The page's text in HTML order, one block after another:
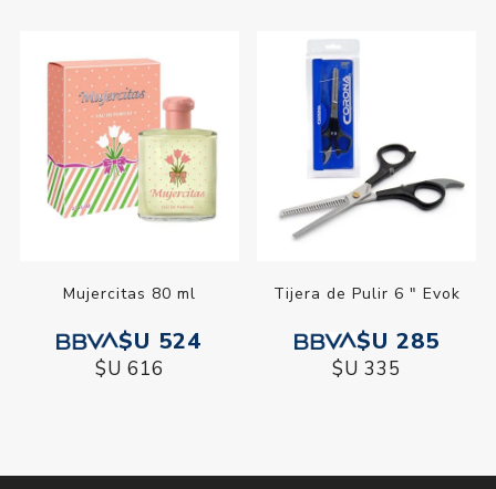
Mujercitas 80 ml
$U 524
$U 616
Tijera de Pulir 6 " Evok
$U 285
$U 335